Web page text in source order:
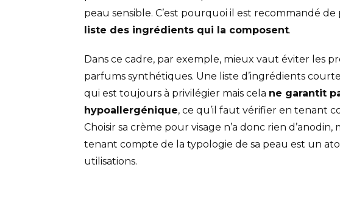
peau sensible. C’est pourquoi il est recommandé
liste des ingrédients qui la composent.
Dans ce cadre, par exemple, mieux vaut éviter les
parfums synthétiques. Une liste d’ingrédients
qui est toujours à privilégier mais cela ne garantit
hypoallergénique, ce qu’il faut vérifier en tenant
Choisir sa crème pour visage n’a donc rien
tenant compte de la typologie de sa peau est un
utilisations.